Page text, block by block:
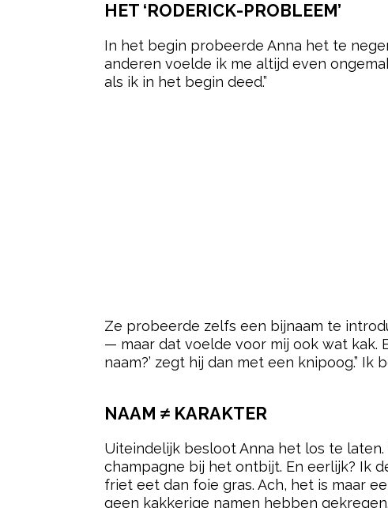
HET ‘RODERICK-PROBLEEM’
In het begin probeerde Anna het te
anderen voelde ik me altijd even
als ik in het begin deed.”
Ze probeerde zelfs een bijnaam te
— maar dat voelde voor mij ook wat kak.
naam?’ zegt hij dan met een knipoog.” Ik
NAAM ≠ KARAKTER
Uiteindelijk besloot Anna het los te
champagne bij het ontbijt. En eerlijk? Ik
friet eet dan foie gras. Ach, het is maar
geen kakkerige namen hebben